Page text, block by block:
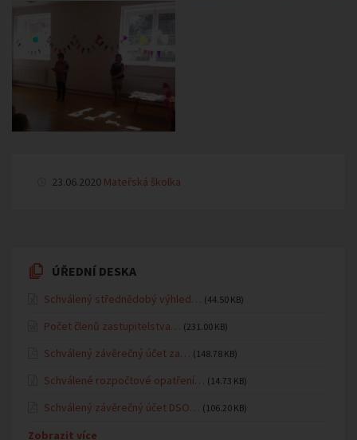
23.06.2020 Mateřská školka
ÚŘEDNÍ DESKA
Schválený střednědobý výhled… (44.50 KB)
Počet členů zastupitelstva… (231.00 KB)
Schválený závěrečný účet za… (148.78 KB)
Schválené rozpočtové opatření… (14.73 KB)
Schválený závěrečný účet DSO… (106.20 KB)
Zobrazit více